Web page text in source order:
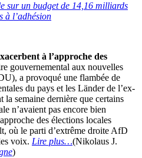
sur un budget de 14,16 milliards
à l’adhésion
à l’approche des
gouvernemental aux nouvelles
a provoqué une flambée de
du pays et les Länder de l’ex-
la semaine dernière que certains
n’avaient pas encore bien
des élections locales
où le parti d’extrême droite AfD
voix. Lire plus…(Nikolaus J.
)